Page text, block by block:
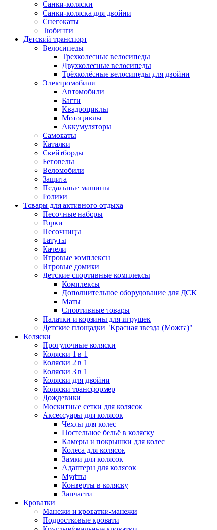
Санки-коляски
Санки-коляска для двойни
Снегокаты
Тюбинги
Детский транспорт
Велосипеды
Трехколесные велосипеды
Двухколесные велосипеды
Трёхколёсные велосипеды для двойни
Электромобили
Автомобили
Багги
Квадроциклы
Мотоциклы
Аккумуляторы
Самокаты
Каталки
Скейтборды
Беговелы
Веломобили
Защита
Педальные машины
Ролики
Товары для активного отдыха
Песочные наборы
Горки
Песочницы
Батуты
Качели
Игровые комплексы
Игровые домики
Детские спортивные комплексы
Комплексы
Дополнительное оборудование для ДСК
Маты
Спортивные товары
Палатки и корзины для игрушек
Детские площадки "Красная звезда (Можга)"
Коляски
Прогулочные коляски
Коляски 1 в 1
Коляски 2 в 1
Коляски 3 в 1
Коляски для двойни
Коляски трансформер
Дождевики
Москитные сетки для колясок
Аксессуары для колясок
Чехлы для колес
Постельное бельё в коляску
Камеры и покрышки для колес
Колеса для колясок
Замки для колясок
Адаптеры для колясок
Муфты
Конверты в коляску
Запчасти
Кроватки
Манежи и кроватки-манежи
Подростковые кровати